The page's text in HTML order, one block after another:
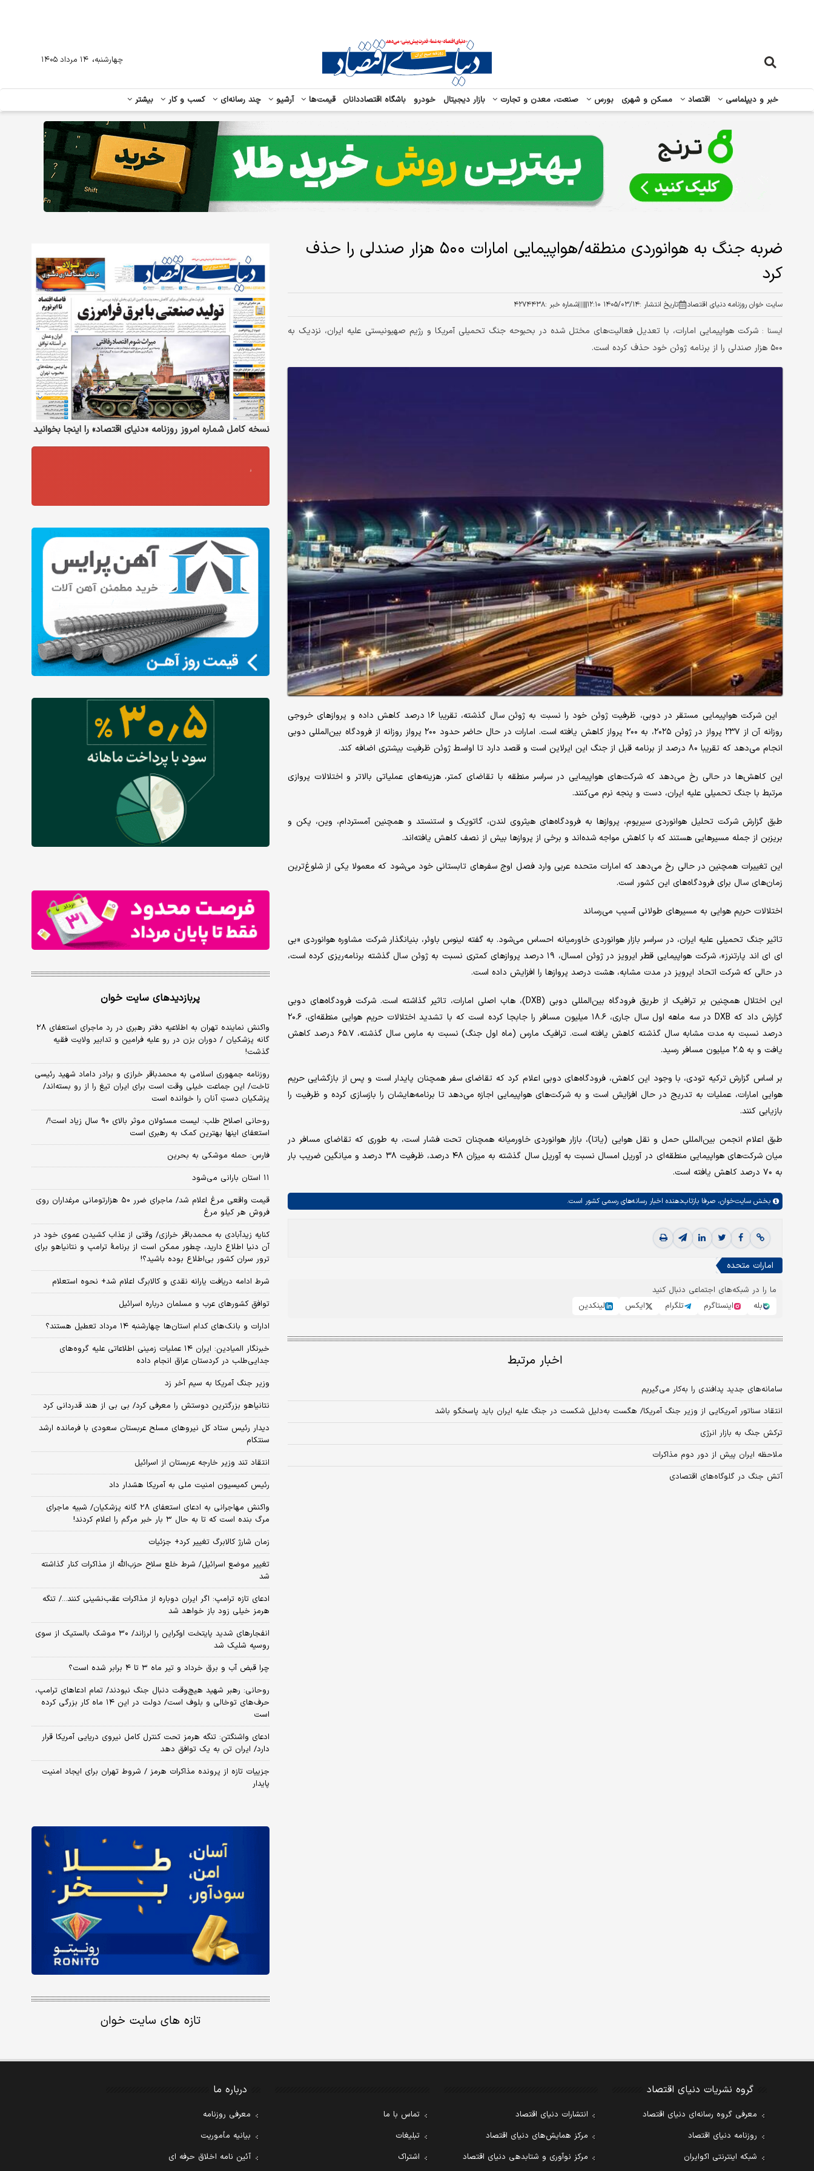
خبر و دیپلماسی اقتصاد مسکن و شهری بورس صنعت، معدن و تجارت بازار دیجیتال خودرو باشگاه اقتصاددانان قیمت‌ها آرشیو چند رسانه‌ای کسب و کار بیشتر
چهارشنبه، ۱۴ مرداد ۱۴۰۵
ضربه جنگ به هوانوردی منطقه/هواپیمایی امارات ۵۰۰ هزار صندلی را حذف
کرد
سایت خوان روزنامه دنیای اقتصاد تاریخ انتشار :۱۴۰۵/۰۳/۱۴ ۱۲:۱۰ شماره خبر :۴۲۷۴۴۳۸
ايسنا : شرکت هواپیمایی امارات، با تعدیل فعالیت‌های مختل شده در بحبوحه جنگ تحمیلی آمریکا و رژیم صهیونیستی علیه ایران، نزدیک به
۵۰۰ هزار صندلی را از برنامه ژوئن خود حذف کرده است.
این شرکت هواپیمایی مستقر در دوبی، ظرفیت ژوئن خود را نسبت به ژوئن سال گذشته، تقریبا ۱۶ درصد کاهش داده و پروازهای خروجی
روزانه آن از ۲۳۷ پرواز در ژوئن ۲۰۲۵، به ۲۰۰ پرواز کاهش یافته است. امارات در حال حاضر حدود ۲۰۰ پرواز روزانه از فرودگاه بین‌المللی دوبی
انجام می‌دهد که تقریبا ۸۰ درصد از برنامه قبل از جنگ این ایرلاین است و قصد دارد تا اواسط ژوئن ظرفیت بیشتری اضافه کند.
این کاهش‌ها در حالی رخ می‌دهد که شرکت‌های هواپیمایی در سراسر منطقه با تقاضای کمتر، هزینه‌های عملیاتی بالاتر و اختلالات پروازی
مرتبط با جنگ تحمیلی علیه ایران، دست و پنجه نرم می‌کنند.
طبق گزارش شرکت تحلیل هوانوردی سیریوم، پروازها به فرودگاه‌های هیثروی لندن، گاتویک و استنستد و همچنین آمستردام، وین، پکن و
بریزبن از جمله مسیرهایی هستند که با کاهش مواجه شده‌اند و برخی از پروازها بیش از نصف کاهش یافته‌اند.
این تغییرات همچنین در حالی رخ می‌دهد که امارات متحده عربی وارد فصل اوج سفرهای تابستانی خود می‌شود که معمولا یکی از شلوغ‌ترین
زمان‌های سال برای فرودگاه‌های این کشور است.
اختلالات حریم هوایی به مسیرهای طولانی آسیب می‌رساند
تاثیر جنگ تحمیلی علیه ایران، در سراسر بازار هوانوردی خاورمیانه احساس می‌شود. به گفته لینوس باوئر، بنیانگذار شرکت مشاوره هوانوردی «بی
ای ای اند پارتنرز»، شرکت هواپیمایی قطر ایرویز در ژوئن امسال، ۱۹ درصد پروازهای کمتری نسبت به ژوئن سال گذشته برنامه‌ریزی کرده است،
در حالی که شرکت اتحاد ایرویز در مدت مشابه، هشت درصد پروازها را افزایش داده است.
این اختلال همچنین بر ترافیک از طریق فرودگاه بین‌المللی دوبی (DXB)، هاب اصلی امارات، تاثیر گذاشته است. شرکت فرودگاه‌های دوبی
گزارش داد که DXB در سه ماهه اول سال جاری، ۱۸.۶ میلیون مسافر را جابجا کرده است که با تشدید اختلالات حریم هوایی منطقه‌ای، ۲۰.۶
درصد نسبت به مدت مشابه سال گذشته کاهش یافته است. ترافیک مارس (ماه اول جنگ) نسبت به مارس سال گذشته، ۶۵.۷ درصد کاهش
یافت و به ۲.۵ میلیون مسافر رسید.
بر اساس گزارش ترکیه تودی، با وجود این کاهش، فرودگاه‌های دوبی اعلام کرد که تقاضای سفر همچنان پایدار است و پس از بازگشایی حریم
هوایی امارات، عملیات به تدریج در حال افزایش است و به شرکت‌های هواپیمایی اجازه می‌دهد تا برنامه‌هایشان را بازسازی کرده و ظرفیت را
بازیابی کنند.
طبق اعلام انجمن بین‌المللی حمل و نقل هوایی (یاتا)، بازار هوانوردی خاورمیانه همچنان تحت فشار است، به طوری که تقاضای مسافر در
میان شرکت‌های هواپیمایی منطقه‌ای در آوریل امسال نسبت به آوریل سال گذشته به میزان ۴۸ درصد، ظرفیت ۳۸ درصد و میانگین ضریب بار
به ۷۰ درصد کاهش یافته است.
بخش سایت‌خوان، صرفا بازتاب‌دهنده اخبار رسانه‌های رسمی کشور است.
امارات متحده
ما را در شبکه‌های اجتماعی دنبال کنید
بله
اینستاگرم تلگرام ایکس لینکدین
اخبار مرتبط
سامانه‌های جدید پدافندی را به‌کار می‌گیریم
انتقاد سناتور آمریکایی از وزیر جنگ آمریکا/ هگست به‌دلیل شکست در جنگ علیه ایران باید پاسخگو باشد
ترکش جنگ به بازار انرژی
ملاحظه ایران پیش از دور دوم مذاکرات
آتش جنگ در گلوگاه‌های اقتصادی
نسخه کامل شماره امروز روزنامه «دنیای‌ اقتصاد» را اینجا بخوانید
پربازدیدهای سایت خوان
واکنش نماینده تهران به اطلاعیه دفتر رهبری در رد ماجرای استعفای ۲۸
گانه پزشکیان / دوران بزن در رو علیه فرامین و تدابیر ولایت فقیه
گذشت!
روزنامه جمهوری اسلامی به محمدباقر خرازی و برادر داماد شهید رئیسی
تاخت/ این جماعت خیلی وقت است برای ایران تیغ را از رو بسته‌اند/
پزشکیان دستِ آنان را خوانده است
روحانی اصلاح طلب: ‌لیست مسئولان موثر بالای ۹۰ سال زیاد است!/
استعفای اینها بهترین کمک به رهبری است
فارس: حمله موشکی به بحرین
۱۱ استان بارانی می‌شود
قیمت واقعی مرغ اعلام شد/ ماجرای ضرر ۵۰ هزارتومانی مرغداران روی
فروش هر کیلو مرغ
کنایه زیدآبادی به محمدباقر خرازی/ وقتی از عذاب کشیدن عموی خود در
آن دنیا اطلاع دارید، چطور ممکن است از برنامهٔ ترامپ و نتانیاهو برای
ترور سران کشور بی‌اطلاع بوده باشید؟!
شرط ادامه دریافت یارانه نقدی و کالابرگ اعلام شد+ نحوه استعلام
توافق کشورهای عرب و مسلمان درباره اسرائیل
ادارات و بانک‌های کدام استان‌ها چهارشنبه ۱۴ مرداد تعطیل هستند؟
خبرنگار المیادین: ایران ۱۴ عملیات زمینی اطلاعاتی علیه گروه‌های
جدایی‌طلب در کردستان عراق انجام داده
وزیر جنگ آمریکا به سیم آخر زد
نتانیاهو بزرگترین دوستش را معرفی کرد/ بی بی از هند قدردانی کرد
دیدار رئیس ستاد کل نیروهای مسلح عربستان سعودی با فرمانده ارشد
سنتکام
انتقاد تند وزیر خارجه عربستان از اسرائیل
رئیس کمیسیون امنیت ملی به آمریکا هشدار داد
واکنش مهاجرانی به ادعای استعفای ۲۸ گانه پزشکیان/ شبیه ماجرای
مرگ بنده است که تا به حال ۳ بار خبر مرگم را اعلام کردند!
زمان شارژ کالابرگ تغییر کرد+ جزئیات
تغییر موضع اسرائیل/ شرط خلع سلاح حزب‌الله از مذاکرات کنار گذاشته
شد
ادعای تازه ترامپ: اگر ایران دوباره از مذاکرات عقب‌نشینی کنند.../ تنگه
هرمز خیلی زود باز خواهد شد
انفجارهای شدید پایتخت اوکراین را لرزاند/ ۳۰ موشک بالستیک از سوی
روسیه شلیک شد
چرا قبض آب و برق خرداد و تیر ماه ۳ تا ۴ برابر شده است؟
روحانی: رهبر شهید هیچ‌وقت دنبال جنگ نبودند/ تمام ادعاهای ترامپ،
حرف‌های توخالی و بلوف است/ دولت در این ۱۴ ماه کار بزرگی کرده
است
ادعای واشنگتن: تنگه هرمز تحت کنترل کامل نیروی دریایی آمریکا قرار
دارد/ ایران تن به یک توافق دهد
جزییات تازه از پرونده مذاکرات هرمز / شروط تهران برای ایجاد امنیت
پایدار
تازه های سایت خوان
گروه نشریات دنیای اقتصاد
معرفی گروه رسانه‌ای دنیای اقتصاد
روزنامه دنیای اقتصاد
شبکه اینترنتی اکوایران
انتشارات دنیای اقتصاد
مرکز همایش‌های دنیای اقتصاد
مرکز نوآوری و شتابدهی دنیای اقتصاد
تماس با ما
تبلیغات
اشتراک
درباره ما
معرفی روزنامه
بیانیه مأموریت
آئین نامه اخلاق حرفه ای